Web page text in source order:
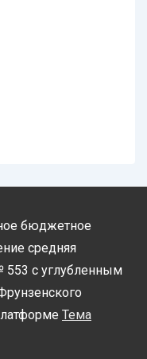
бюджетное
средняя
553 с углубленным
Тема